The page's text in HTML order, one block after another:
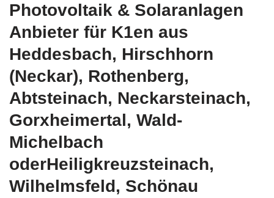
Photovoltaik & Solaranlagen
Anbieter für K1en aus
Heddesbach, Hirschhorn
(Neckar), Rothenberg,
Abtsteinach, Neckarsteinach,
Gorxheimertal, Wald-
Michelbach
oderHeiligkreuzsteinach,
Wilhelmsfeld, Schönau